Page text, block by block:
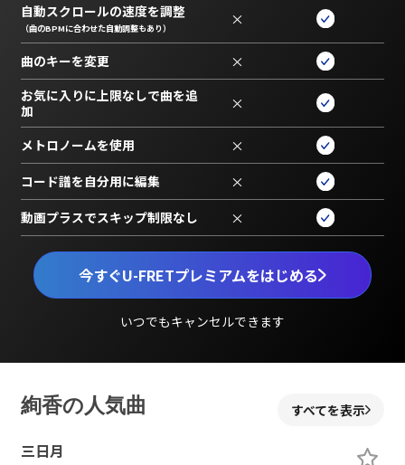
今すぐU-FRETプレミアムをはじめる
いつでもキャンセルできます
自動スクロールの速度を調整
（曲のBPMに合わせた自動調整もあり） ×
曲のキーを変更 ×
お気に入りに上限なしで曲を追
加
×
メトロノームを使用 ×
コード譜を自分用に編集 ×
動画プラスでスキップ制限なし ×
絢香の人気曲 すべてを表示
三日月